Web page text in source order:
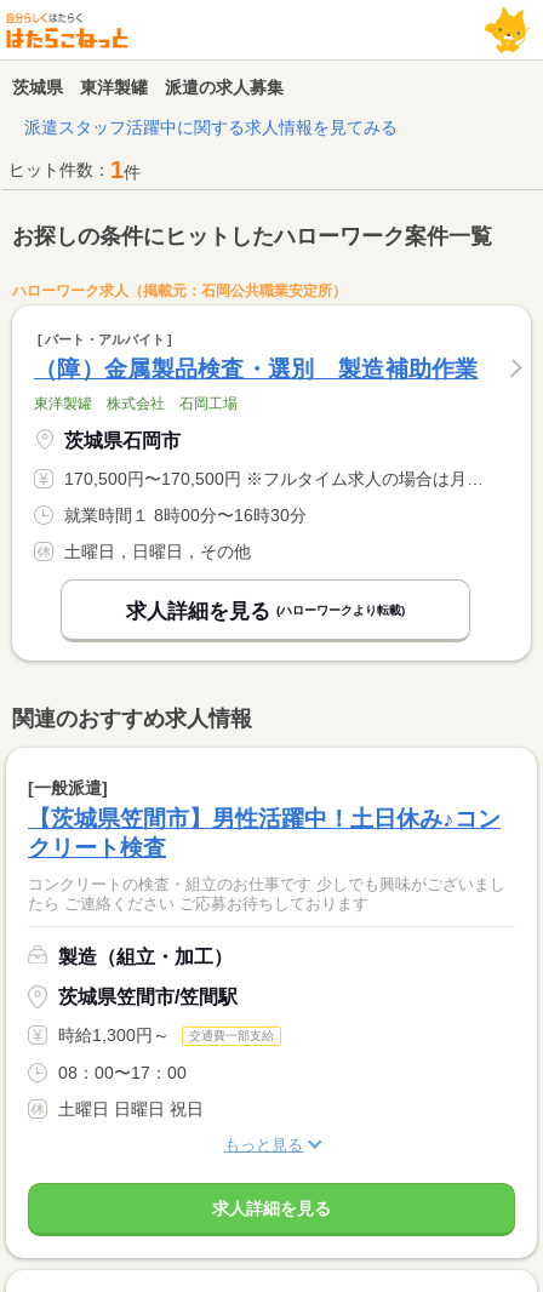
茨城県 東洋製罐 派遣の求人募集
派遣スタッフ活躍中に関する求人情報を見てみる
ヒット件数： 1件
お探しの条件にヒットしたハローワーク案件一覧
ハローワーク求人（掲載元：石岡公共職業安定所）
パート・アルバイト
（障）金属製品検査・選別 製造補助作業
東洋製罐 株式会社 石岡工場
茨城県石岡市
170,500円〜170,500円 ※フルタイム求人の場合は月額（換算額）、パート求人の場合は時間額を表示しています。
就業時間１ 8時00分〜16時30分
土曜日，日曜日，その他
求人詳細を見る (ハローワークより転載)
関連のおすすめ求人情報
[一般派遣]
【茨城県笠間市】男性活躍中！土日休み♪コン
クリート検査
コンクリートの検査・組立のお仕事です 少しでも興味がございまし
たら ご連絡ください ご応募お待ちしております
製造（組立・加工）
茨城県笠間市/笠間駅
時給1,300円～ 交通費一部支給
08：00〜17：00
土曜日 日曜日 祝日
もっと見る
求人詳細を見る